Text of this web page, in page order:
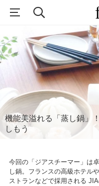
機能美溢れる「蒸し鍋」
しもう
今回の「ジアスチーマー」は
し鍋。フランスの高級ホテル
ストランなどで採用される